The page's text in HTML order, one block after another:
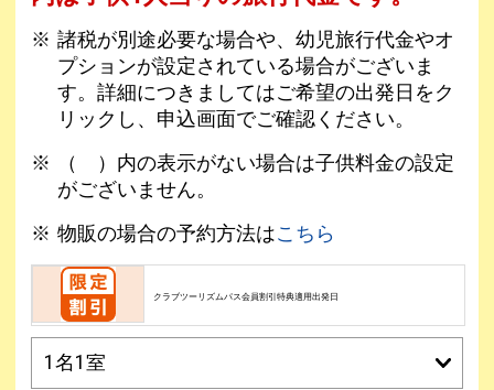
諸税が別途必要な場合や、幼児旅行代金やオ
プションが設定されている場合がございま
す。詳細につきましてはご希望の出発日をク
リックし、申込画面でご確認ください。
（ ）内の表示がない場合は子供料金の設定
がございません。
物販の場合の予約方法はこちら
クラブツーリズムパス会員割引特典適用出発日